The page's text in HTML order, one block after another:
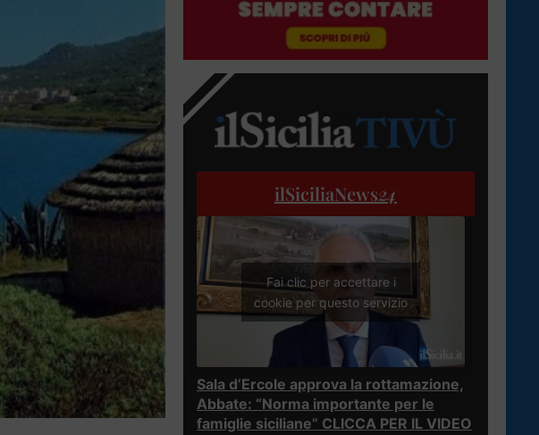
ilSiciliaNews24
Fai clic per accettare i
cookie per questo servizio
Sala d’Ercole approva la rottamazione,
Abbate: “Norma importante per le
famiglie siciliane” CLICCA PER IL VIDEO